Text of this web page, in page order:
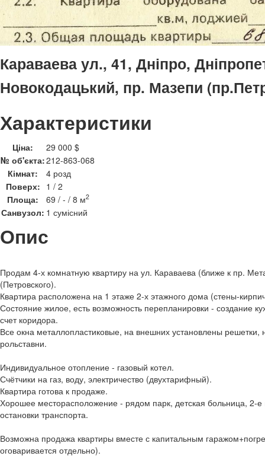
Караваева ул., 41, Дніпро,
Новокодацький, пр. Мазепи
Характеристики
Ціна:
29 000 $
№ об'єкта:212-863-068
Кімнат:
4 розд
Поверх: 1 / 2
Площа:
69 / - / 8 м2
Санвузол: 1 сумісний
Опис
Продам 4-х комнатную квартиру на ул. Караваева (ближе к пр.
(Петровского).
Квартира расположена на 1 этаже 2-х этажного дома (стены-
Состояние жилое, есть возможность перепланировки - создание
счет коридора.
Все окна металлопластиковые, на внешних установлены решетки,
рольставни.
Индивидуальное отопление - газовый котел.
Счётчики на газ, воду, электричество (двухтарифный).
Квартира готова к продаже.
Хорошее месторасположение - рядом парк, детская больница, 2-
остановки транспорта.
Возможна продажа квартиры вместе с капитальным
оговаривается отдельно).